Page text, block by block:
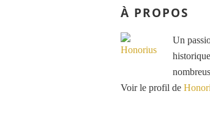
À PROPOS
Un
Voir le profil de